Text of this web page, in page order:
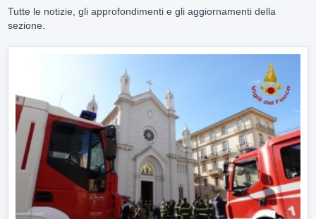
Tutte le notizie, gli approfondimenti e gli aggiornamenti della
sezione.